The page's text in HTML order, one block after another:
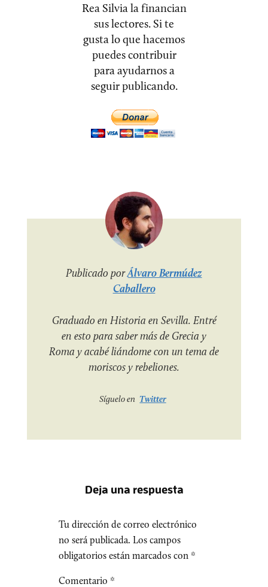
Rea Silvia la financian
sus lectores. Si te
gusta lo que hacemos
puedes contribuir
para ayudarnos a
seguir publicando.
Publicado porÁlvaro Bermúdez
Caballero
Graduado en Historia en Sevilla. Entré
en esto para saber más de Grecia y
Roma y acabé liándome con un tema de
moriscos y rebeliones.
Síguelo en Twitter
Deja una respuesta
Tu dirección de correo electrónico
no será publicada. Los campos
obligatorios están marcados con *
Comentario *